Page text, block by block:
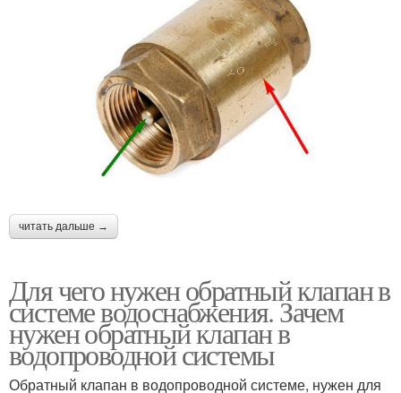
читать дальше →
Для чего нужен обратный клапан в
системе водоснабжения. Зачем
нужен обратный клапан в
водопроводной системы
Обратный клапан в водопроводной системе, нужен для